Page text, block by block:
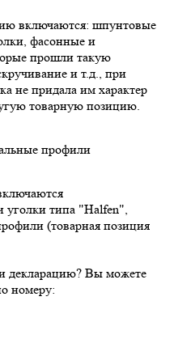
включаются: шпунтовые
фасонные и
прошли такую
и т.д., при
не придала им характер
товарную позицию.
профили
уголки типа "Halfen",
(товарная позиция
декларацию? Вы можете
номеру: